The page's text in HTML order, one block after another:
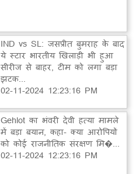
IND vs SL: जसप्रीत बुमराह के बाद
ये स्टार भारतीय खिलाड़ी भी हुआ
सीरीज से बाहर, टीम को लगा बड़ा
झटक...
02-11-2024 12:23:16 PM
Gehlot का भंवरी देवी हत्या मामले
में बड़ा बयान, कहा- क्या आरोपियों
को कोई राजनीतिक संरक्षण मि�...
02-11-2024 12:23:16 PM